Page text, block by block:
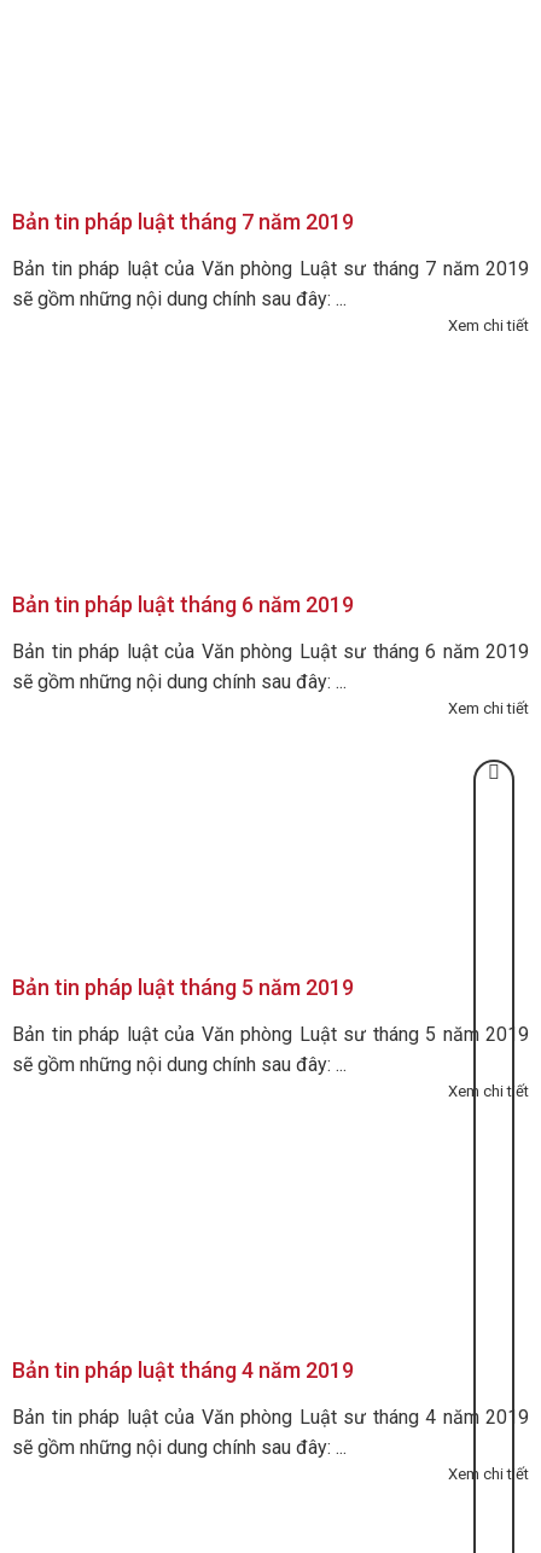
Bản tin pháp luật tháng 7 năm 2019
Bản tin pháp luật của Văn phòng Luật sư tháng 7 năm 2019
sẽ gồm những nội dung chính sau đây: ...
Xem chi tiết
Bản tin pháp luật tháng 6 năm 2019
Bản tin pháp luật của Văn phòng Luật sư tháng 6 năm 2019
sẽ gồm những nội dung chính sau đây: ...
Xem chi tiết
Bản tin pháp luật tháng 5 năm 2019
Bản tin pháp luật của Văn phòng Luật sư tháng 5 năm 2019
sẽ gồm những nội dung chính sau đây: ...
Xem chi tiết
Bản tin pháp luật tháng 4 năm 2019
Bản tin pháp luật của Văn phòng Luật sư tháng 4 năm 2019
sẽ gồm những nội dung chính sau đây: ...
Xem chi tiết